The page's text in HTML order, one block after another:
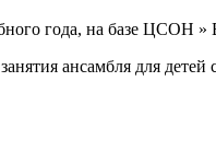
года, на базе ЦСОН »
ансамбля для